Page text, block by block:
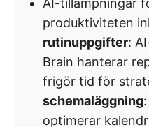
AI-tillämpningar
produktiviteten
rutinuppgifter:
Brain hanterar
frigör tid för
schemaläggning
optimerar